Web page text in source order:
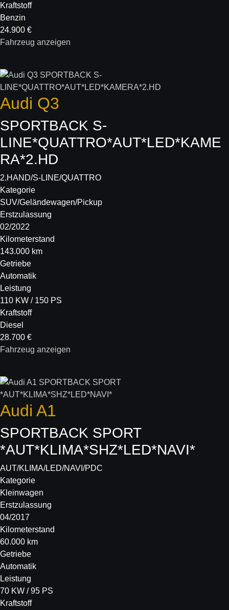
Kraftstoff
Benzin
24.900 €
Fahrzeug anzeigen
Audi Q3
SPORTBACK S-
LINE*QUATTRO*AUT*LED*KAME
RA*2.HD
2.HAND/S-LINE/QUATTRO
Kategorie
SUV/Geländewagen/Pickup
Erstzulassung
02/2022
Kilometerstand
143.000 km
Getriebe
Automatik
Leistung
110 KW / 150 PS
Kraftstoff
Diesel
28.700 €
Fahrzeug anzeigen
Audi A1
SPORTBACK SPORT
*AUT*KLIMA*SHZ*LED*NAVI*
AUT/KLIMA/LED/NAVI/PDC
Kategorie
Kleinwagen
Erstzulassung
04/2017
Kilometerstand
60.000 km
Getriebe
Automatik
Leistung
70 KW / 95 PS
Kraftstoff